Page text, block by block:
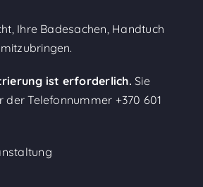
Ihre Badesachen, Handtuch
ist erforderlich. Sie
der Telefonnummer +370 601